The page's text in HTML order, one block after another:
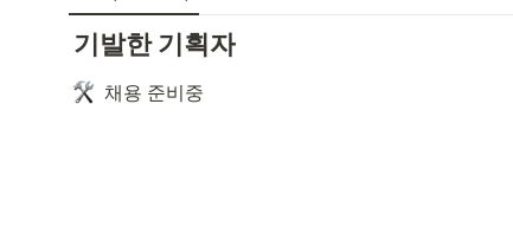
기발한 기획자
채용 준비중